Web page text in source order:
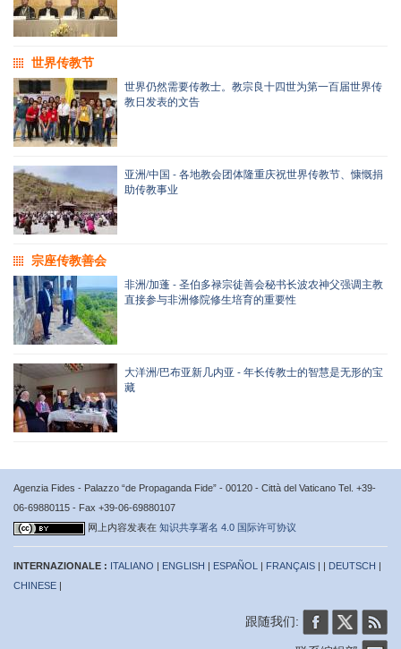
世界传教节
世界仍然需要传教士。教宗良十四世为第一百届世界传
教日发表的文告
亚洲/中国 - 各地教会团体隆重庆祝世界传教节、慷慨捐
助传教事业
宗座传教善会
非洲/加蓬 - 圣伯多禄宗徒善会秘书长波农神父强调主教
直接参与非洲修院修生培育的重要性
大洋洲/巴布亚新几内亚 - 年长传教士的智慧是无形的宝
藏
Agenzia Fides - Palazzo “de Propaganda Fide” - 00120 - Città del Vaticano Tel. +39-
06-69880115 - Fax +39-06-69880107
网上内容发表在 知识共享署名 4.0 国际许可协议
INTERNAZIONALE : ITALIANO | ENGLISH | ESPAÑOL | FRANÇAIS | | DEUTSCH |
CHINESE |
跟随我们: